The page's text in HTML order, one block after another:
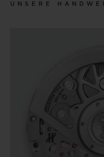
UNSERE